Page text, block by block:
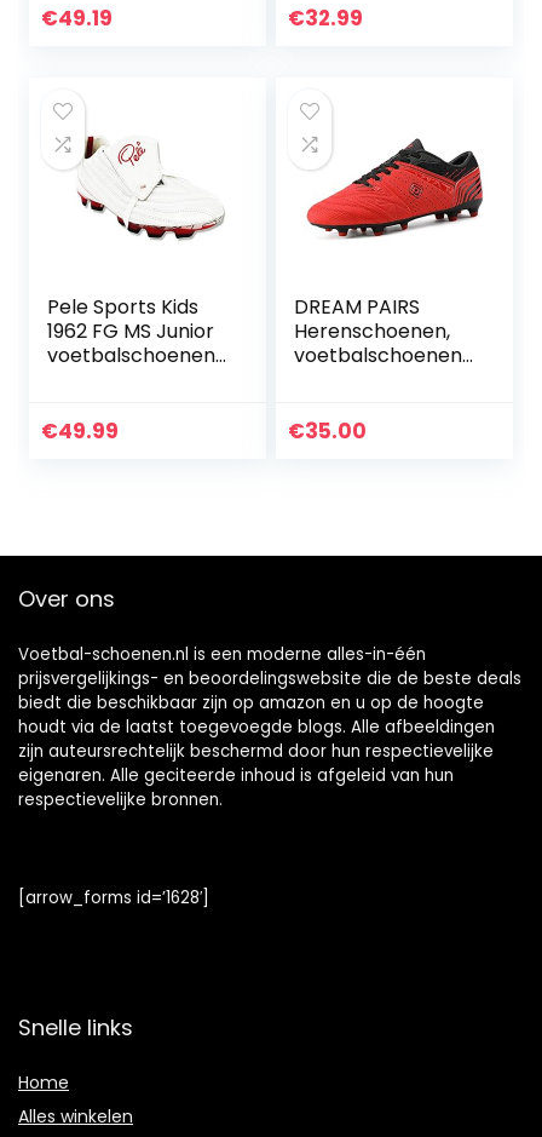
€49.19
Kinderen Teenage
Professionele
Trainingsschoenen
Soccer Schoenen
28-38
€32.99
Pele Sports Kids
1962 FG MS Junior
voetbalschoenen
€49.99
DREAM PAIRS
Herenschoenen,
voetbalschoenen,
€35.00
Over ons
Voetbal-schoenen.nl is een moderne alles-in-één
prijsvergelijkings- en beoordelingswebsite die de beste deals
biedt die beschikbaar zijn op amazon en u op de hoogte
houdt via de laatst toegevoegde blogs. Alle afbeeldingen
zijn auteursrechtelijk beschermd door hun respectievelijke
eigenaren. Alle geciteerde inhoud is afgeleid van hun
respectievelijke bronnen.
[arrow_forms id=’1628′]
Snelle links
Home
Alles winkelen